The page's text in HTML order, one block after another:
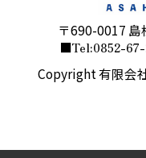
〒690-0017
■Tel:0852-
Copyright 有限会